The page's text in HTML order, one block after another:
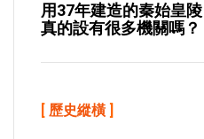
用37年建造的秦始皇
真的設有很多機關嗎？
[ 歷史縱橫 ]